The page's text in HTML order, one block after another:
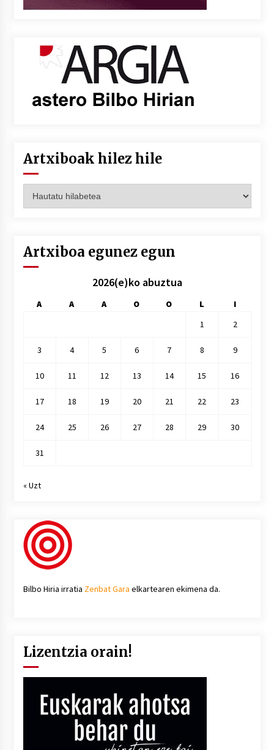
Artxiboak hilez hile
hilez
Artxiboa egunez egun
2026(e)ko abuztua
A A A O O L
I
1
2
3 4 5 6 7 8 9
10 11 12 13 14 15 16
17 18 19 20 21 22 23
24 25 26 27 28 29 30
31
« Uzt
Bilbo Hiria irratia Zenbat Gara elkartearen ekimena da.
Lizentzia orain!